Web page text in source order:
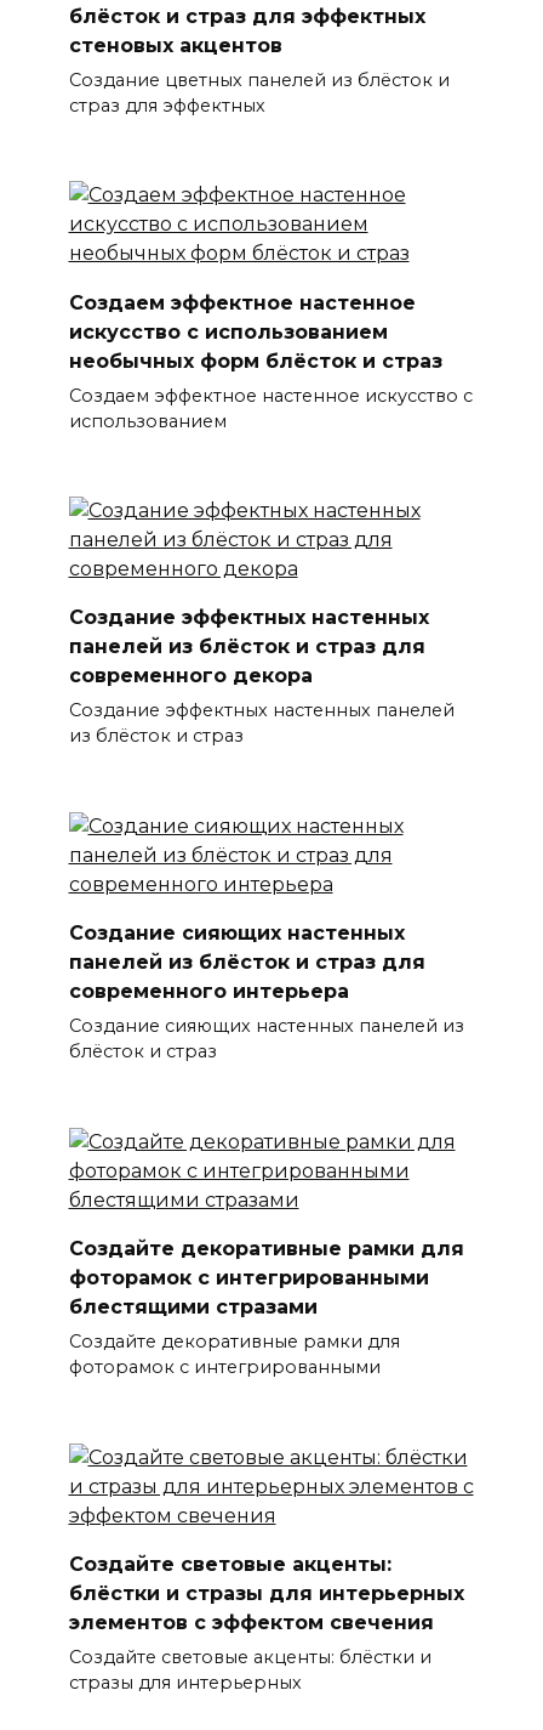
блёсток и страз для эффектных
стеновых акцентов
Создание цветных панелей из блёсток и
страз для эффектных
Создаем эффектное настенное
искусство с использованием
необычных форм блёсток и страз
Создаем эффектное настенное искусство с
использованием
Создание эффектных настенных
панелей из блёсток и страз для
современного декора
Создание эффектных настенных панелей
из блёсток и страз
Создание сияющих настенных
панелей из блёсток и страз для
современного интерьера
Создание сияющих настенных панелей из
блёсток и страз
Создайте декоративные рамки для
фоторамок с интегрированными
блестящими стразами
Создайте декоративные рамки для
фоторамок с интегрированными
Создайте световые акценты:
блёстки и стразы для интерьерных
элементов с эффектом свечения
Создайте световые акценты: блёстки и
стразы для интерьерных